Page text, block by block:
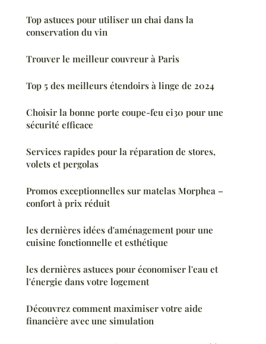
Top astuces pour utiliser un chai dans la
conservation du vin
Trouver le meilleur couvreur à Paris
Top 5 des meilleurs étendoirs à linge de 2024
Choisir la bonne porte coupe-feu ei30 pour une
sécurité efficace
Services rapides pour la réparation de stores,
volets et pergolas
Promos exceptionnelles sur matelas Morphea –
confort à prix réduit
les dernières idées d'aménagement pour une
cuisine fonctionnelle et esthétique
les dernières astuces pour économiser l'eau et
l'énergie dans votre logement
Découvrez comment maximiser votre aide
financière avec une simulation